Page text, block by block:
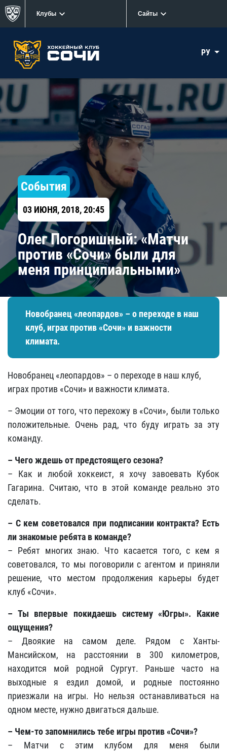
Клубы Сайты
РУ
События
03 ИЮНЯ, 2018, 20:45
Олег Погоришный: «Матчи
против «Сочи» были для
меня принципиальными»
Новобранец «леопардов» – о переходе в наш
клуб, играх против «Сочи» и важности
климата.
Новобранец «леопардов» – о переходе в наш клуб,
играх против «Сочи» и важности климата.
– Эмоции от того, что перехожу в «Сочи», были только
положительные. Очень рад, что буду играть за эту
команду.
– Чего ждешь от предстоящего сезона?
– Как и любой хоккеист, я хочу завоевать Кубок
Гагарина. Считаю, что в этой команде реально это
сделать.
– С кем советовался при подписании контракта? Есть
ли знакомые ребята в команде?
– Ребят многих знаю. Что касается того, с кем я
советовался, то мы поговорили с агентом и приняли
решение, что местом продолжения карьеры будет
клуб «Сочи».
– Ты впервые покидаешь систему «Югры». Какие
ощущения?
– Двоякие на самом деле. Рядом с Ханты-
Мансийском, на расстоянии в 300 километров,
находится мой родной Сургут. Раньше часто на
выходные я ездил домой, и родные постоянно
приезжали на игры. Но нельзя останавливаться на
одном месте, нужно двигаться дальше.
– Чем-то запомнились тебе игры против «Сочи»?
– Матчи с этим клубом для меня были